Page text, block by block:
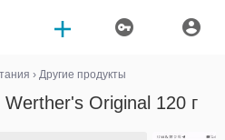
› Другие продукты
Original 120 г